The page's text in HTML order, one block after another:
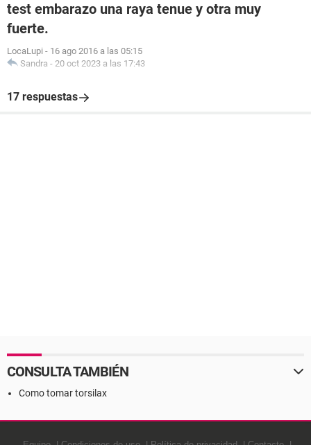
test embarazo una raya tenue y otra muy
fuerte.
LocaLupi - 16 ago 2016 a las 05:15
Sandra - 20 oct 2023 a las 17:43
17 respuestas
CONSULTA TAMBIÉN
Como tomar torsilax